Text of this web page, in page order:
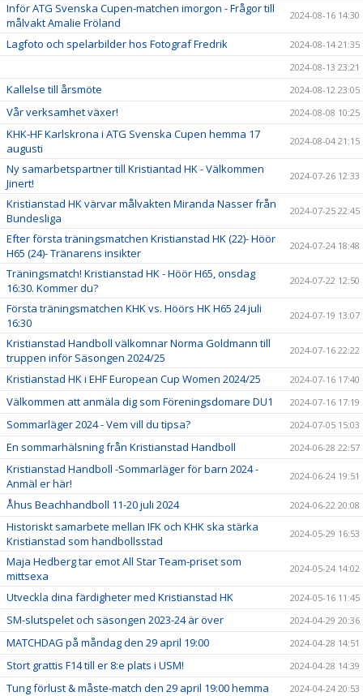
Inför ATG Svenska Cupen-matchen imorgon - Frågor till
målvakt Amalie Fröland
2024-08-16 14:30
Lagfoto och spelarbilder hos Fotograf Fredrik
2024-08-14 21:35
2024-08-13 23:21
Kallelse till årsmöte 2024-08-12 23:05
Vår verksamhet växer! 2024-08-08 10:25
KHK-HF Karlskrona i ATG Svenska Cupen hemma 17
augusti
2024-08-04 21:15
Ny samarbetspartner till Kristiantad HK - Välkommen
Jinert!
2024-07-26 12:33
Kristianstad HK värvar målvakten Miranda Nasser från
Bundesliga
2024-07-25 22:45
Efter första träningsmatchen Kristianstad HK (22)- Höör
H65 (24)- Tränarens insikter
2024-07-24 18:48
Träningsmatch! Kristianstad HK - Höör H65, onsdag
16:30. Kommer du?
2024-07-22 12:50
Första träningsmatchen KHK vs. Höörs HK H65 24 juli
16:30
2024-07-19 13:07
Kristianstad Handboll välkomnar Norma Goldmann till
truppen inför Säsongen 2024/25
2024-07-16 22:22
Kristianstad HK i EHF European Cup Women 2024/25 2024-07-16 17:40
Välkommen att anmäla dig som Föreningsdomare DU1 2024-07-16 17:19
Sommarläger 2024 - Vem vill du tipsa? 2024-07-05 15:03
En sommarhälsning från Kristianstad Handboll 2024-06-28 22:57
Kristianstad Handboll -Sommarläger för barn 2024 -
Anmäl er här!
2024-06-24 19:51
Åhus Beachhandboll 11-20 juli 2024 2024-06-22 20:08
Historiskt samarbete mellan IFK och KHK ska stärka
Kristianstad som handbollsstad
2024-05-29 16:53
Maja Hedberg tar emot All Star Team-priset som
mittsexa
2024-05-24 14:02
Utveckla dina färdigheter med Kristianstad HK 2024-05-16 11:45
SM-slutspelet och säsongen 2023-24 är över 2024-04-29 20:36
MATCHDAG på måndag den 29 april 19:00 2024-04-28 14:51
Stort grattis F14 till er 8:e plats i USM! 2024-04-28 14:39
Tung förlust & måste-match den 29 april 19:00 hemma 2024-04-24 20:53